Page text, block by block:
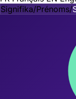
Signifika/Prénoms/